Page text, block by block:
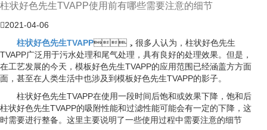
柱状好色先生TVAPP使用前有哪些需要注意的细节
2021-04-06
柱状好色先生TVAPP，很多人认为，柱状好色先生
TVAPP广泛用于污水处理和尾气处理，具有良好的处理效果。但是，
在工艺发展的今天，模板好色先生TVAPP的应用范围已经涵盖方方面
面，甚至在人类生活中也涉及到模板好色先生TVAPP的影子。
柱状好色先生TVAPP在使用一段时间后饱和或效果下降，饱和后
柱状好色先生TVAPP的吸附性能和过滤性能可能会有一定的下降，这
时需要进行整备。这里主要说明了一些使用过程中需要注意的细节